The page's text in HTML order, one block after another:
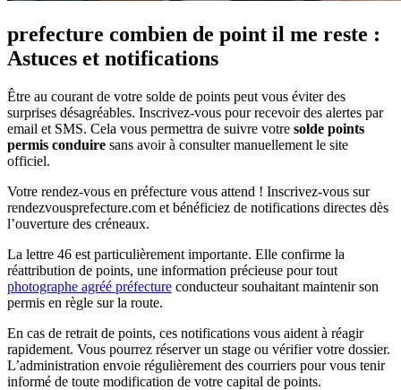
prefecture combien de point il me reste :
Astuces et notifications
Être au courant de votre solde de points peut vous éviter des
surprises désagréables. Inscrivez-vous pour recevoir des alertes par
email et SMS. Cela vous permettra de suivre votre solde points
permis conduire sans avoir à consulter manuellement le site
officiel.
Votre rendez-vous en préfecture vous attend ! Inscrivez-vous sur
rendezvousprefecture.com et bénéficiez de notifications directes dès
l’ouverture des créneaux.
La lettre 46 est particulièrement importante. Elle confirme la
réattribution de points, une information précieuse pour tout
photographe agréé préfecture conducteur souhaitant maintenir son
permis en règle sur la route.
En cas de retrait de points, ces notifications vous aident à réagir
rapidement. Vous pourrez réserver un stage ou vérifier votre dossier.
L’administration envoie régulièrement des courriers pour vous tenir
informé de toute modification de votre capital de points.